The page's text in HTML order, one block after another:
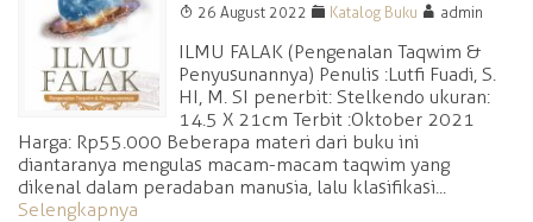
T 26 August 2022 F Katalog Buku A admin
ILMU FALAK (Pengenalan Taqwim &
Penyusunannya) Penulis :Lutfi Fuadi, S.
HI, M. SI penerbit: Stelkendo ukuran:
14.5 X 21cm Terbit :Oktober 2021
Harga: Rp55.000 Beberapa materi dari buku ini
diantaranya mengulas macam-macam taqwim yang
dikenal dalam peradaban manusia, lalu klasifikasi...
Selengkapnya